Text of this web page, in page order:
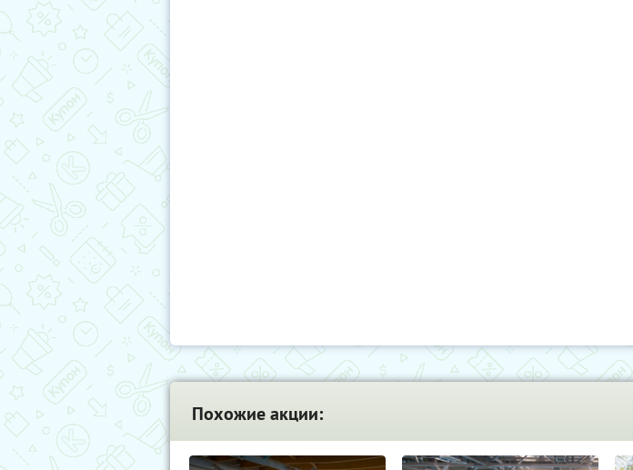
Похожие акции: